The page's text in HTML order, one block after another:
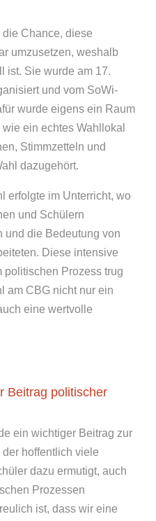
Chance, diese
umzusetzen, weshalb
ist. Sie wurde am 17.
und vom SoWi-
wurde eigens ein Raum
ein echtes Wahllokal
Stimmzetteln und
dazugehört.
erfolgte im Unterricht, wo
und Schülern
und die Bedeutung von
Diese intensive
politischen Prozess trug
am CBG nicht nur ein
eine wertvolle
Beitrag politischer
ein wichtiger Beitrag zur
hoffentlich viele
dazu ermutigt, auch
Prozessen
ist, dass wir eine